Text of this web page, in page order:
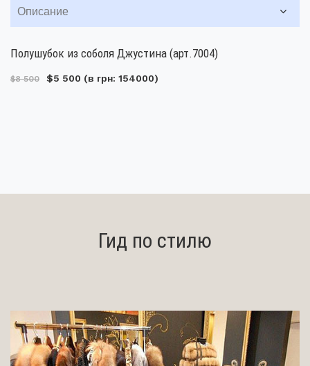
Описание
Полушубок из соболя Джустина (арт.7004)
$8 500 $5 500 (в грн: 154000)
Гид по стилю